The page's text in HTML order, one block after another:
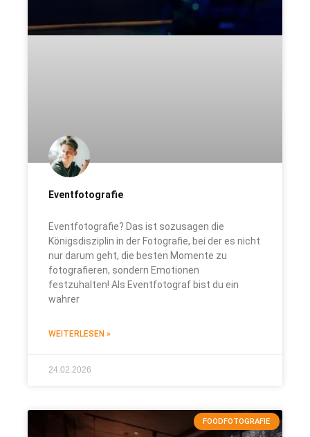
Eventfotografie
Eventfotografie? Das ist sozusagen die
Königsdisziplin in der Fotografie, bei der es nicht
nur darum geht, die besten Momente zu
fotografieren, sondern Emotionen
festzuhalten! Als Eventfotograf bist du ein
wahrer
WEITERLESEN »
24.02.2026
FOODFOTOGRAFIE